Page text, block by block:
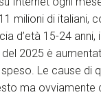
milioni di italiani,
d’età 15-24 anni,
2025 è
Le cause di
ma